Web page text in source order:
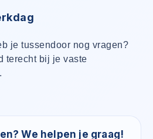
je tussendoor nog vragen?
terecht bij je vaste
We helpen je graag!